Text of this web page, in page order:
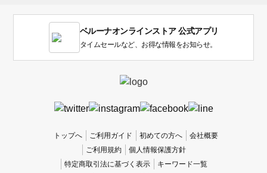
い
ベルーナオンラインストア 公式アプリ
タイムセールなど、お得な情報をお知らせ。
トップへ ご利用ガイド 初めての方へ
会社概要
ご利用規約
個人情報保護方針
特定商取引法に基づく表示
キーワード一覧